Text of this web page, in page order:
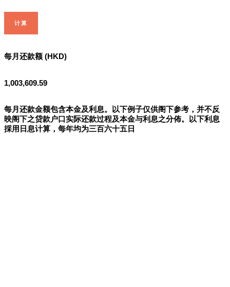
计算
每月还款额 (HKD)
1,003,609.59
每月还款金额包含本金及利息。以下例子仅供阁下参考，并不反
映阁下之贷款户口实际还款过程及本金与利息之分佈。以下利息
採用日息计算，每年均为三百六十五日